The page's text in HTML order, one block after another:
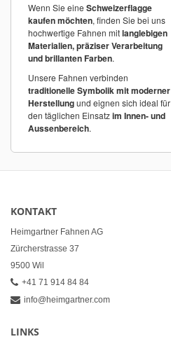
Wenn Sie eine Schweizerflagge
kaufen möchten, finden Sie bei uns
hochwertige Fahnen mitlanglebigen
Materialien, präziser Verarbeitung
und brillanten Farben.
Unsere Fahnen verbinden
traditionelle Symbolik mit moderner
Herstellungund eignen sich ideal für
den täglichen Einsatzim Innen- und
Aussenbereich.
KONTAKT
Heimgartner Fahnen AG
Zürcherstrasse 37
9500 Wil
+41 71 914 84 84
info@heimgartner.com
LINKS